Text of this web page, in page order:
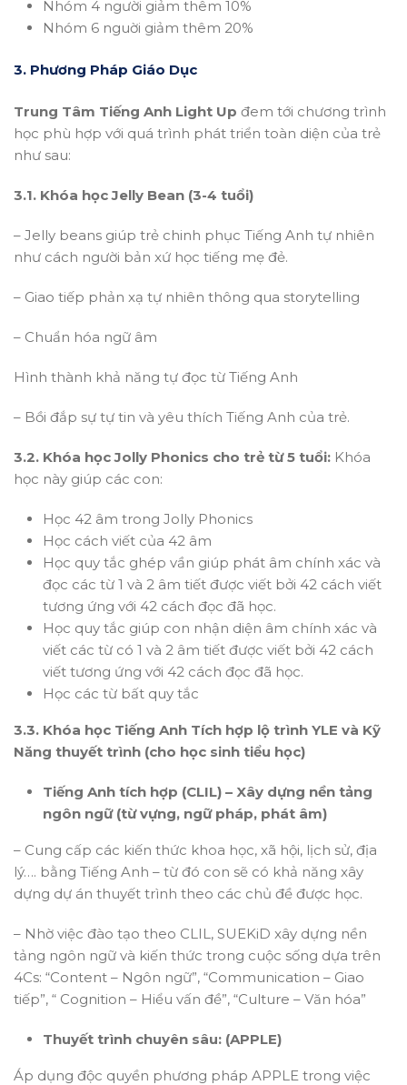
Nhóm 4 người giảm thêm 10%
Nhóm 6 nguời giảm thêm 20%
3. Phương Pháp Giáo Dục
Trung Tâm Tiếng Anh Light Up đem tới chương trình
học phù hợp với quá trình phát triển toàn diện của trẻ
như sau:
3.1. Khóa học Jelly Bean (3-4 tuổi)
– Jelly beans giúp trẻ chinh phục Tiếng Anh tự nhiên
như cách người bản xứ học tiếng mẹ đẻ.
– Giao tiếp phản xạ tự nhiên thông qua storytelling
– Chuẩn hóa ngữ âm
Hình thành khả năng tự đọc từ Tiếng Anh
– Bồi đắp sự tự tin và yêu thích Tiếng Anh của trẻ.
3.2. Khóa học Jolly Phonics cho trẻ từ 5 tuổi: Khóa
học này giúp các con:
Học 42 âm trong Jolly Phonics
Học cách viết của 42 âm
Học quy tắc ghép vần giúp phát âm chính xác và
đọc các từ 1 và 2 âm tiết được viết bởi 42 cách viết
tương ứng với 42 cách đọc đã học.
Học quy tắc giúp con nhận diện âm chính xác và
viết các từ có 1 và 2 âm tiết được viết bởi 42 cách
viết tương ứng với 42 cách đọc đã học.
Học các từ bất quy tắc
3.3. Khóa học Tiếng Anh Tích hợp lộ trình YLE và Kỹ
Năng thuyết trình (cho học sinh tiểu học)
Tiếng Anh tích hợp (CLIL) – Xây dựng nền tảng
ngôn ngữ (từ vựng, ngữ pháp, phát âm)
– Cung cấp các kiến thức khoa học, xã hội, lịch sử, địa
lý…. bằng Tiếng Anh – từ đó con sẽ có khả năng xây
dựng dự án thuyết trình theo các chủ đề được học.
– Nhờ việc đào tạo theo CLIL, SUEKiD xây dựng nền
tảng ngôn ngữ và kiến thức trong cuộc sống dựa trên
4Cs: “Content – Ngôn ngữ”, “Communication – Giao
tiếp”, “ Cognition – Hiểu vấn đề”, “Culture – Văn hóa”
Thuyết trình chuyên sâu: (APPLE)
Áp dụng độc quyền phương pháp APPLE trong việc